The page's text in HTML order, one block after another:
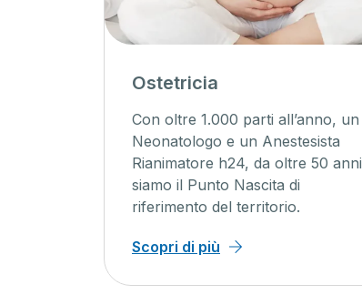
Ostetricia
Con oltre 1.000 parti all’anno, un
Neonatologo e un Anestesista
Rianimatore h24, da oltre 50 anni
siamo il Punto Nascita di
riferimento del territorio.
Scopri di più